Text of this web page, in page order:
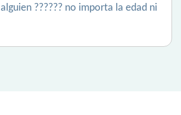
alguien ?????? no importa la edad ni